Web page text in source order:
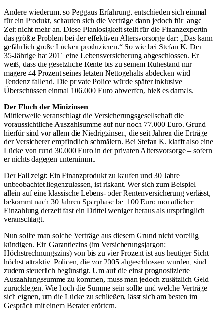
Andere wiederum, so Peggaus Erfahrung, entschieden sich einmal
für ein Produkt, schauten sich die Verträge dann jedoch für lange
Zeit nicht mehr an. Diese Planlosigkeit stellt für die Finanz­expertin
das größte Problem bei der effektiven Altersvorsorge dar: „Das kann
gefährlich große Lücken produzieren.“ So wie bei Stefan K. Der
35-Jährige hat 2011 eine Lebensversicherung abgeschlossen. Er
weiß, dass die gesetzliche Rente bis zu seinem Ruhestand nur
magere 44 Prozent seines letzten Netto­gehalts abdecken wird –
Tendenz fallend. Die private Police würde später inklusive
Überschüssen einmal 106.000 Euro abwerfen, hieß es damals.
Der Fluch der Minizinsen
Mittlerweile veranschlagt die Versicherungsgesellschaft die
voraussichtliche Auszahlsumme auf nur noch 77.000 Euro. Grund
hierfür sind vor allem die Niedrigzinsen, die seit Jahren die Erträge
der Versicherer empfindlich schmä­­­lern. Bei Stefan K. klafft also eine
Lücke von rund 30.000 Euro in der privaten Altersvorsorge – sofern
er nichts dagegen unternimmt.
Der Fall zeigt: Ein Finanzprodukt zu kaufen und 30 Jahre
unbeobachtet liegenzulassen, ist riskant. Wer sich zum Beispiel
allein auf eine klassische Lebens- oder Rentenversicherung verlässt,
bekommt nach 30 Jahren Sparphase bei 100 Euro monatlicher
Einzahlung derzeit fast ein Drittel weniger heraus als ursprünglich
veranschlagt.
Nun sollte man solche Verträge aus diesem Grund nicht voreilig
kündigen. Ein Garantiezins (im Versicherungsjargon:
Höchstrechnungszins) von bis zu vier Prozent ist aus heutiger Sicht
höchst attraktiv. Policen, die vor 2005 abgeschlossen wurden, sind
zudem steuerlich begünstigt. Um auf die einst prognostizierte
Auszahlungssumme zu kommen, muss man jedoch zusätzlich Geld
zurücklegen. Wie hoch die Summe sein sollte und welche Verträge
sich eignen, um die Lücke zu schließen, lässt sich am besten im
Gespräch mit einem Berater erörtern.